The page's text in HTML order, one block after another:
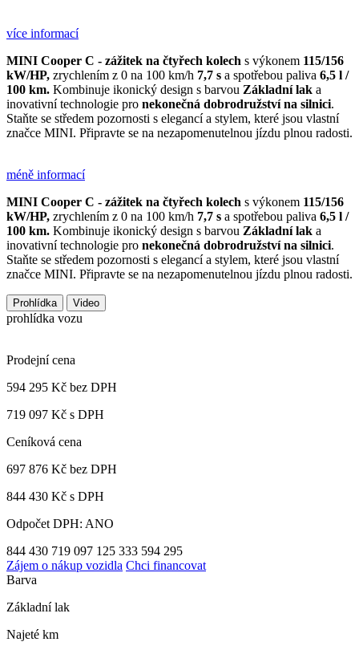
více informací
MINI Cooper C - zážitek na čtyřech kolech s výkonem 115/156
kW/HP, zrychlením z 0 na 100 km/h 7,7 s a spotřebou paliva 6,5 l /
100 km. Kombinuje ikonický design s barvou Základní lak a
inovativní technologie pro nekonečná dobrodružství na silnici.
Staňte se středem pozornosti s elegancí a stylem, které jsou vlastní
značce MINI. Připravte se na nezapomenutelnou jízdu plnou radosti.
méně informací
MINI Cooper C - zážitek na čtyřech kolech s výkonem 115/156
kW/HP, zrychlením z 0 na 100 km/h 7,7 s a spotřebou paliva 6,5 l /
100 km. Kombinuje ikonický design s barvou Základní lak a
inovativní technologie pro nekonečná dobrodružství na silnici.
Staňte se středem pozornosti s elegancí a stylem, které jsou vlastní
značce MINI. Připravte se na nezapomenutelnou jízdu plnou radosti.
Prohlídka Video
prohlídka vozu
Prodejní cena
594 295 Kč bez DPH
719 097 Kč s DPH
Ceníková cena
697 876 Kč bez DPH
844 430 Kč s DPH
Odpočet DPH: ANO
844 430 719 097 125 333 594 295
Zájem o nákup vozidla Chci financovat
Barva
Základní lak
Najeté km